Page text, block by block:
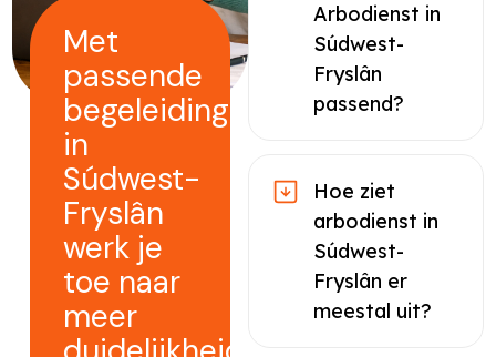
Met
passende
begeleiding
in
Súdwest-
Fryslân
werk je
toe naar
meer
Arbodienst in
Súdwest-
Fryslân
passend?
Hoe ziet
arbodienst in
Súdwest-
Fryslân er
meestal uit?